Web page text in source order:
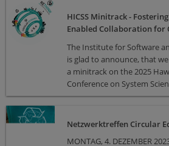
HICSS Minitrack -
Enabled Collaboration for
The Institute for Software
is glad to announce, that
a minitrack on the 2025
Conference on System
Netzwerktreffen Circular
MONTAG, 4. DEZEMBER